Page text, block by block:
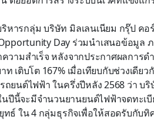
ารกลุ่ม บริษัท มิลเลนเนียม กรุ๊ป คอร์
Day ร่วมนำเสนอข้อมูล
ามสำเร็จ หลังจากประกาศผลการด
เติบโต 167% เมื่อเทียบกับช่วงเดีย
ยนต์ไฟฟ้า ในครึ่งปีหลัง 2568 ว่า บริ
ปีนี้จะมีจำนวนยานยนต์ไฟฟ้าจดทะเ
ธ์ ใน 4 กลุ่มธุรกิจเพื่อให้สอดรับกับ